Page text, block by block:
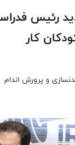
رئیس
کار
و پرورش اندام